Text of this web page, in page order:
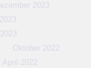
2023
Oktober 2022
April 2022